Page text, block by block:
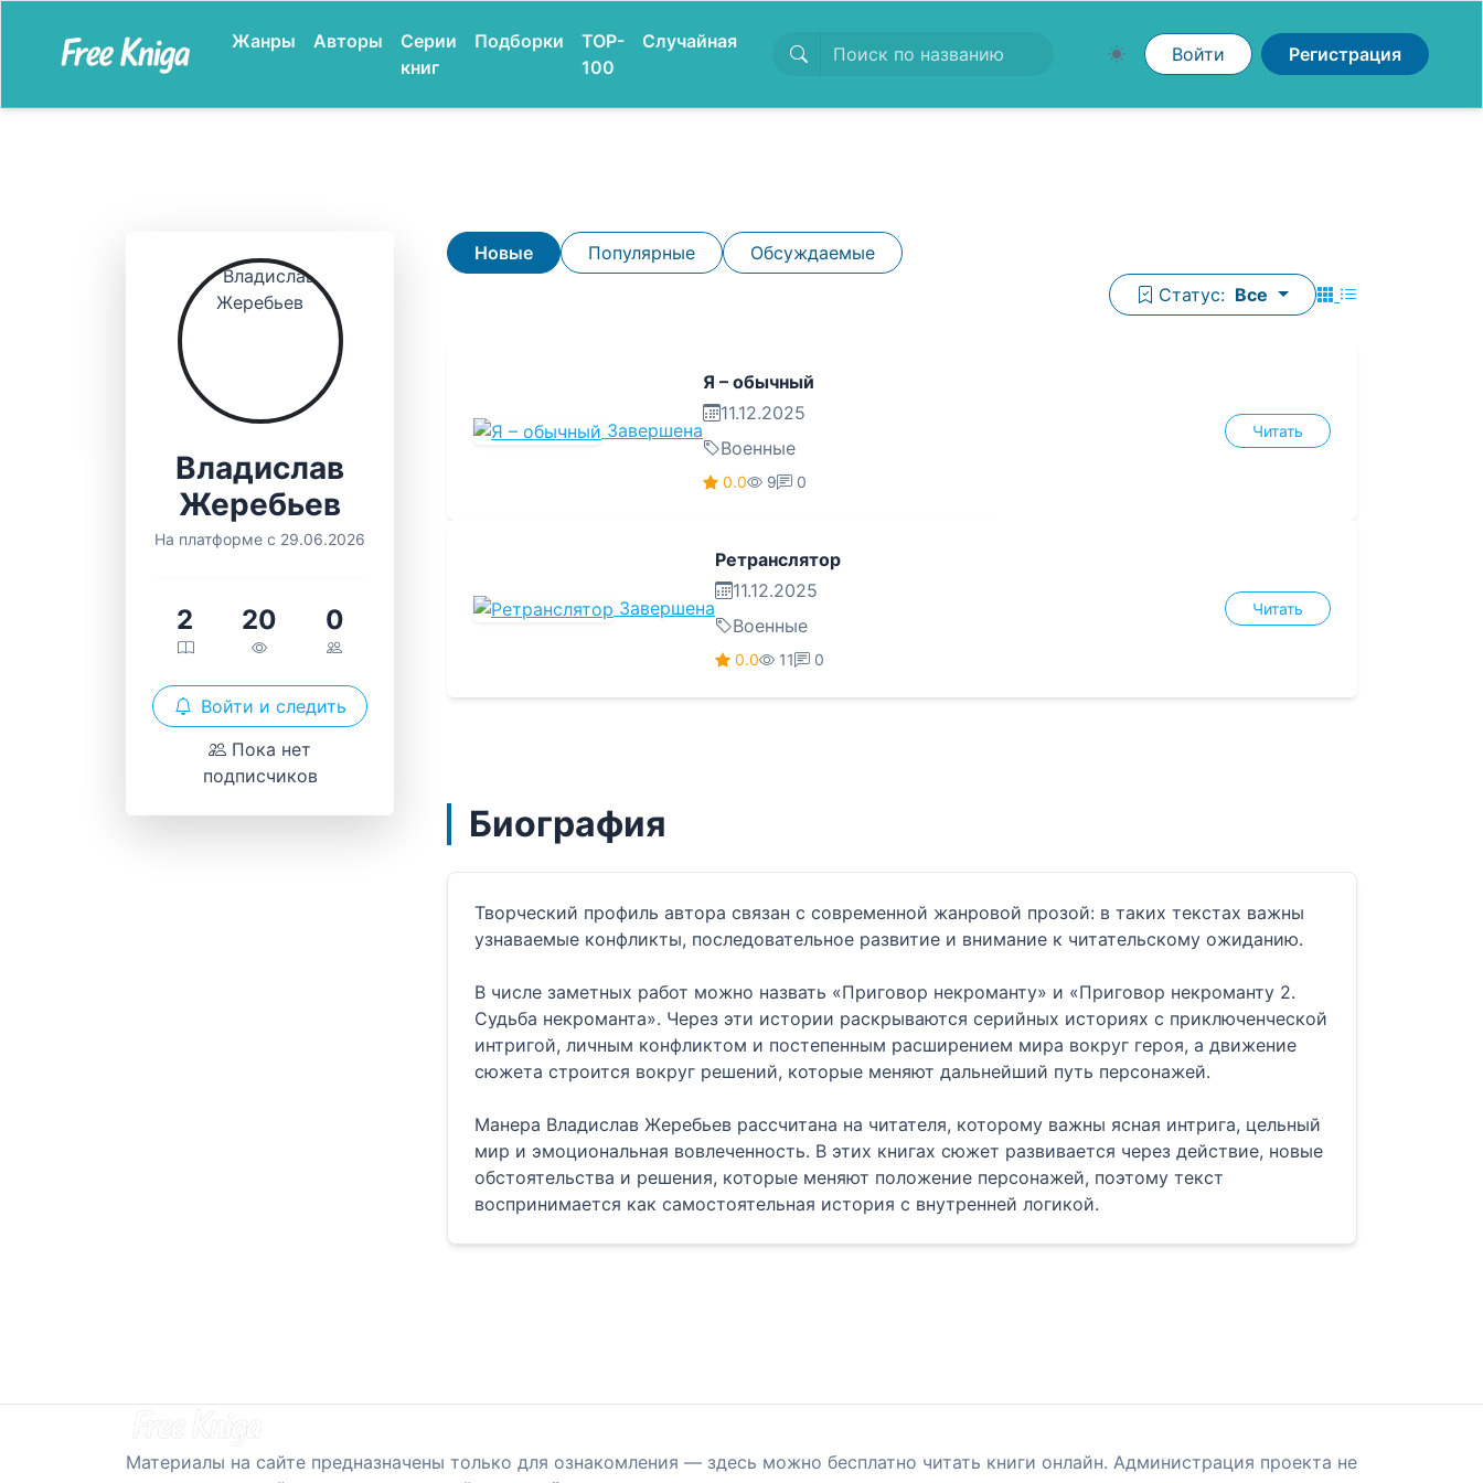
Жанры Авторы
Серии
книг
Подборки
TOP-
100
Случайная
Войти Регистрация
Владислав
Жеребьев
На платформе с 29.06.2026
2 20 0
Войти и следить
Пока нет
подписчиков
Новые Популярные
Обсуждаемые
Статус: Все
Завершена
Я – обычный
11.12.2025
Военные
0.0 9 0
Читать
Завершена
Ретранслятор
11.12.2025
Военные
0.0 11 0
Читать
Биография
Творческий профиль автора связан с современной жанровой прозой: в таких текстах важны
узнаваемые конфликты, последовательное развитие и внимание к читательскому ожиданию.
В числе заметных работ можно назвать «Приговор некроманту» и «Приговор некроманту 2.
Судьба некроманта». Через эти истории раскрываются серийных историях с приключенческой
интригой, личным конфликтом и постепенным расширением мира вокруг героя, а движение
сюжета строится вокруг решений, которые меняют дальнейший путь персонажей.
Манера Владислав Жеребьев рассчитана на читателя, которому важны ясная интрига, цельный
мир и эмоциональная вовлеченность. В этих книгах сюжет развивается через действие, новые
обстоятельства и решения, которые меняют положение персонажей, поэтому текст
воспринимается как самостоятельная история с внутренней логикой.
Материалы на сайте предназначены только для ознакомления — здесь можно бесплатно читать книги онлайн. Администрация проекта не